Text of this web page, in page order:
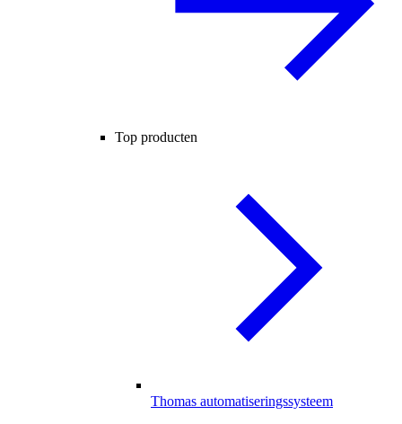
Top producten
Thomas automatiseringssysteem